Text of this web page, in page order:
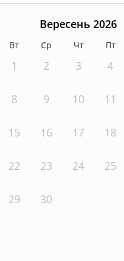
Вересень 2026
Вт Ср Чт Пт
1 2 3 4
8 9 10 11
15 16 17 18
22 23 24 25
29 30